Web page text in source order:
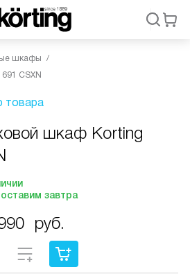
шкафы
CSXN
товара
шкаф Korting
завтра
руб.